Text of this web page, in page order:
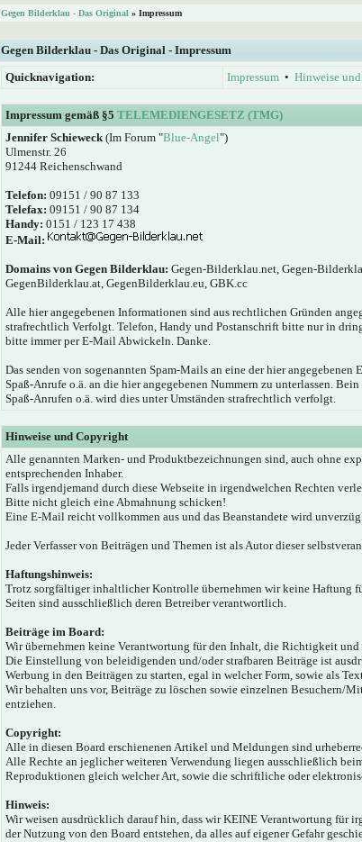
Gegen Bilderklau - Das Original » Impressum
Gegen Bilderklau - Das Original - Impressum
Quicknavigation:
Impressum • Hinweise
Impressum gemäß §5 TELEMEDIENGESETZ (TMG)
Jennifer Schieweck (Im Forum "Blue-Angel")
Ulmenstr. 26
91244 Reichenschwand
Telefon: 09151 / 90 87 133
Telefax: 09151 / 90 87 134
Handy: 0151 / 123 17 438
E-Mail:
Domains von Gegen Bilderklau: Gegen-Bilderklau.net, Gegen-
GegenBilderklau.at, GegenBilderklau.eu, GBK.cc
Alle hier angegebenen Informationen sind aus rechtlichen Gründen
strafrechtlich Verfolgt. Telefon, Handy und Postanschrift bitte nur in
bitte immer per E-Mail Abwickeln. Danke.
Das senden von sogenannten Spam-Mails an eine der hier
Spaß-Anrufe o.ä. an die hier angegebenen Nummern zu unterlassen.
Spaß-Anrufen o.ä. wird dies unter Umständen strafrechtlich verfolgt.
Hinweise und Copyright
Alle genannten Marken- und Produktbezeichnungen sind, auch ohne
entsprechenden Inhaber.
Falls irgendjemand durch diese Webseite in irgendwelchen Rechten
Bitte nicht gleich eine Abmahnung schicken!
Eine E-Mail reicht vollkommen aus und das Beanstandete wird
Jeder Verfasser von Beiträgen und Themen ist als Autor dieser
Haftungshinweis:
Trotz sorgfältiger inhaltlicher Kontrolle übernehmen wir keine Haftung
Seiten sind ausschließlich deren Betreiber verantwortlich.
Beiträge im Board:
Wir übernehmen keine Verantwortung für den Inhalt, die Richtigkeit
Die Einstellung von beleidigenden und/oder strafbaren Beiträge ist
Werbung in den Beiträgen zu starten, egal in welcher Form, sowie als
Wir behalten uns vor, Beiträge zu löschen sowie einzelnen Besuchern/
entziehen.
Copyright:
Alle in diesen Board erschienenen Artikel und Meldungen sind
Alle Rechte an jeglicher weiteren Verwendung liegen ausschließlich
Reproduktionen gleich welcher Art, sowie die schriftliche oder
Hinweis:
Wir weisen ausdrücklich darauf hin, dass wir KEINE Verantwortung für
der Nutzung von den Board entstehen, da alles auf eigener Gefahr